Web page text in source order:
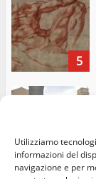
Utilizziamo
informazioni del
navigazione e per
5
6